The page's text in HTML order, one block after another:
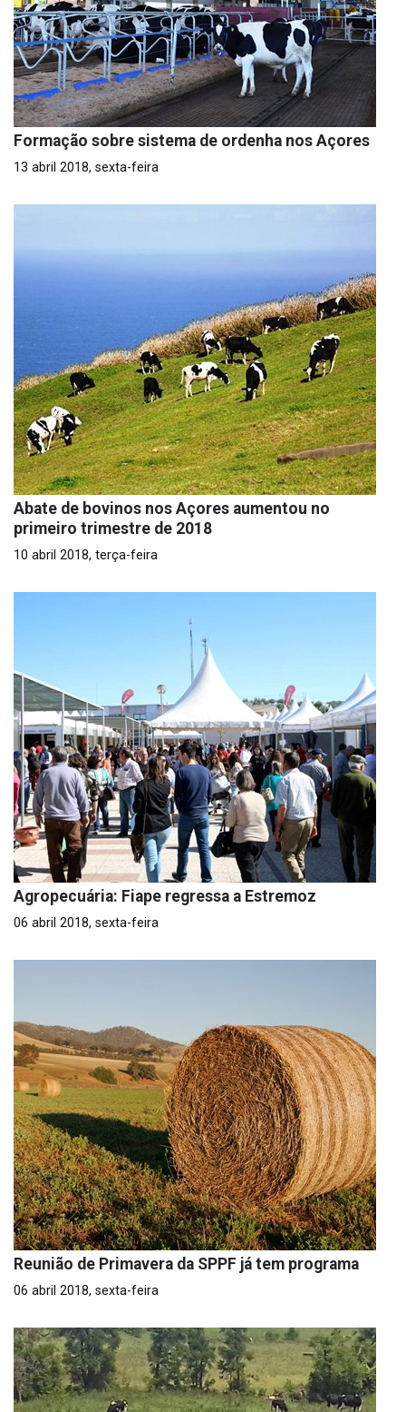
Formação sobre sistema de ordenha nos Açores
13 abril 2018, sexta-feira
Abate de bovinos nos Açores aumentou no
primeiro trimestre de 2018
10 abril 2018, terça-feira
Agropecuária: Fiape regressa a Estremoz
06 abril 2018, sexta-feira
Reunião de Primavera da SPPF já tem programa
06 abril 2018, sexta-feira